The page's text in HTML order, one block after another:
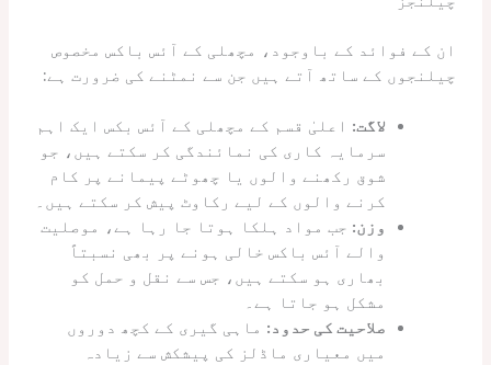
ان کے فوائد کے باوجود، مچھلی کے آئس باکس مخصوص
چیلنجوں کے ساتھ آتے ہیں جن سے نمٹنے کی ضرورت ہے:
لاگت: اعلیٰ قسم کے مچھلی کے آئس بکس ایک اہم
سرمایہ کاری کی نمائندگی کر سکتے ہیں، جو
شوق رکھنے والوں یا چھوٹے پیمانے پر کام
کرنے والوں کے لیے رکاوٹ پیش کر سکتے ہیں۔
وزن: جب مواد ہلکا ہوتا جا رہا ہے، موصلیت
والے آئس باکس خالی ہونے پر بھی نسبتاً
بھاری ہو سکتے ہیں، جس سے نقل و حمل کو
مشکل ہو جاتا ہے۔
صلاحیت کی حدود: ماہی گیری کے کچھ دوروں
میں معیاری ماڈلز کی پیشکش سے زیادہ